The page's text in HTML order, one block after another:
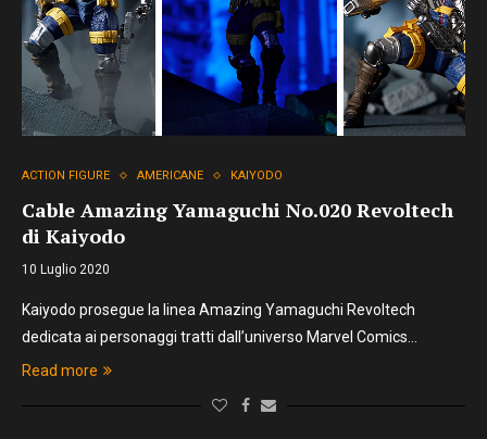
ACTION FIGURE AMERICANE KAIYODO
Cable Amazing Yamaguchi No.020 Revoltech
di Kaiyodo
10 Luglio 2020
Kaiyodo prosegue la linea Amazing Yamaguchi Revoltech
dedicata ai personaggi tratti dall’universo Marvel Comics…
Read more